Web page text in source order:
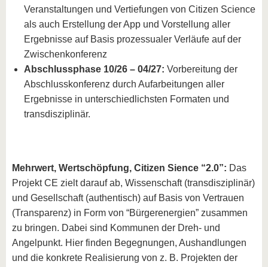
Veranstaltungen und Vertiefungen von Citizen Science
als auch Erstellung der App und Vorstellung aller
Ergebnisse auf Basis prozessualer Verläufe auf der
Zwischenkonferenz
Abschlussphase 10/26 – 04/27: Vorbereitung der
Abschlusskonferenz durch Aufarbeitungen aller
Ergebnisse in unterschiedlichsten Formaten und
transdisziplinär.
Mehrwert, Wertschöpfung, Citizen Sience “2.0”: Das
Projekt CE zielt darauf ab, Wissenschaft (transdisziplinär)
und Gesellschaft (authentisch) auf Basis von Vertrauen
(Transparenz) in Form von “Bürgerenergien” zusammen
zu bringen. Dabei sind Kommunen der Dreh- und
Angelpunkt. Hier finden Begegnungen, Aushandlungen
und die konkrete Realisierung von z. B. Projekten der